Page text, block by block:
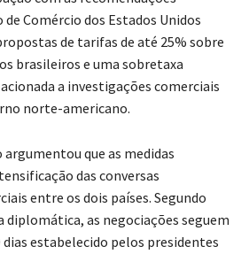
Comércio dos Estados Unidos
de tarifas de até 25% sobre
brasileiros e uma sobretaxa
a investigações comerciais
norte-americano.
que as medidas
das conversas
entre os dois países. Segundo
as negociações seguem
estabelecido pelos presidentes